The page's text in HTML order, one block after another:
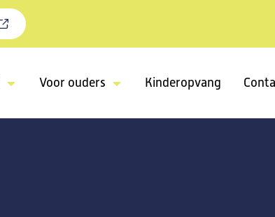
Voor ouders Kinderopvang